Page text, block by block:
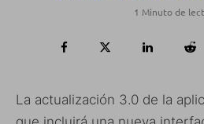
1 Minuto de
La actualización 3.0 de la